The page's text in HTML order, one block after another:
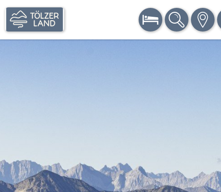
BUCHEN SUCHE KARTE